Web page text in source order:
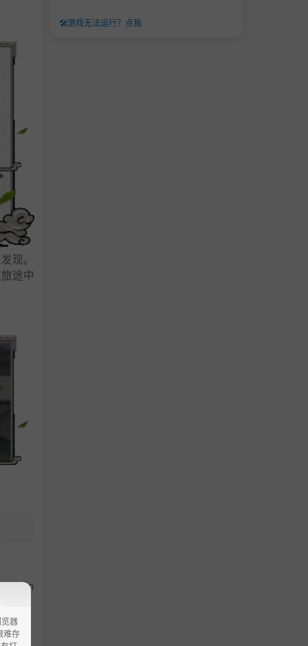
现。
途中
进度
将成
/ Win
🛠️游戏无法运行？点我
器
难存